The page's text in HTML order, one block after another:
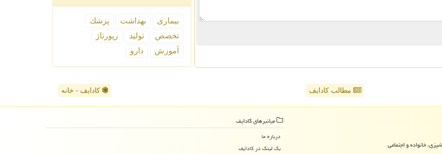
بیماری بهداشت
پزشك
تخصص
تولید
رپورتاژ
آموزش
دارو
مطالب کادایف کادایف - خانه
خانواده و اجتماعی
میانبرهای كادایف
درباره ما
بک لینک در كادایف